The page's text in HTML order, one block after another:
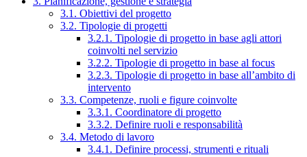
3.1. Obiettivi del progetto
3.2. Tipologie di progetti
3.2.1. Tipologie di progetto in base agli attori
coinvolti nel servizio
3.2.2. Tipologie di progetto in base al focus
3.2.3. Tipologie di progetto in base all’ambito di
intervento
3.3. Competenze, ruoli e figure coinvolte
3.3.1. Coordinatore di progetto
3.3.2. Definire ruoli e responsabilità
3.4. Metodo di lavoro
3.4.1. Definire processi, strumenti e rituali